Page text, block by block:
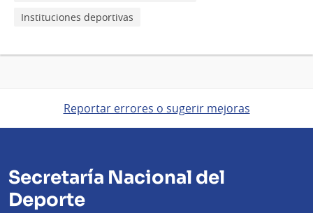
Instituciones deportivas
Reportar errores o sugerir mejoras
Secretaría Nacional del
Deporte